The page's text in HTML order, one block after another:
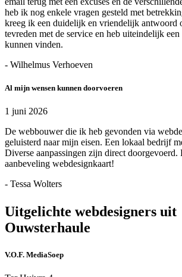
heb ik nog enkele vragen gesteld met
kreeg ik een duidelijk en vriendelijk antwoord
tevreden met de service en heb uiteindelijk
kunnen vinden.
- Wilhelmus Verhoeven
Al mijn wensen kunnen doorvoeren
1 juni 2026
De webbouwer die ik heb gevonden via
geluisterd naar mijn eisen. Een lokaal bedrijf
Diverse aanpassingen zijn direct doorgevoerd.
aanbeveling webdesignkaart!
- Tessa Wolters
Uitgelichte webdesigners uit
Ouwsterhaule
V.O.F. MediaSoep